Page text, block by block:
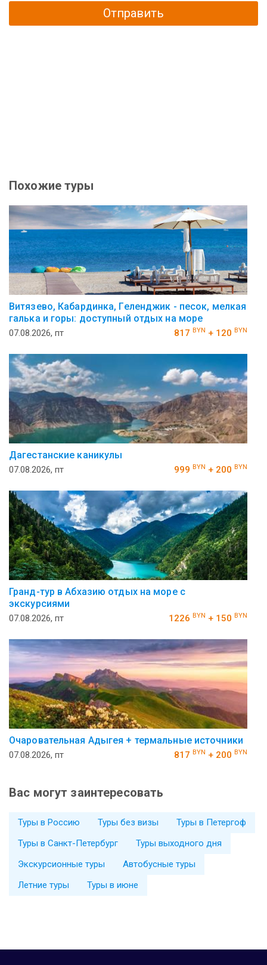
Отправить
Похожие туры
Витязево, Кабардинка, Геленджик - песок, мелкая
галька и горы: доступный отдых на море
07.08.2026, пт 817 BYN + 120 BYN
Дагестанские каникулы
07.08.2026, пт 999 BYN + 200 BYN
Гранд-тур в Абхазию отдых на море с
экскурсиями
07.08.2026, пт 1226 BYN + 150 BYN
Очаровательная Адыгея + термальные источники
07.08.2026, пт 817 BYN + 200 BYN
Вас могут заинтересовать
Туры в Россию Туры без визы
Туры в Петергоф
Туры в Санкт-Петербург
Туры выходного дня
Экскурсионные туры
Автобусные туры
Летние туры
Туры в июне